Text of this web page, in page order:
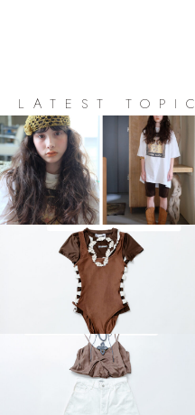
LATEST TOPIC